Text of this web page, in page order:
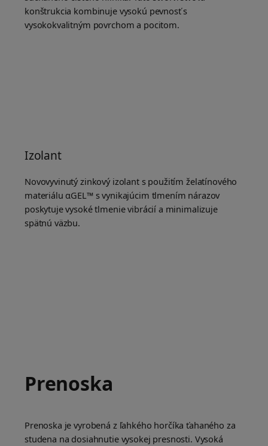
konštrukcia kombinuje vysokú pevnosť s
vysokokvalitným povrchom a pocitom.
Izolant
Novovyvinutý zinkový izolant s použitím želatínového
materiálu αGEL™ s vynikajúcim tlmením nárazov
poskytuje vysoké tlmenie vibrácií a minimalizuje
spätnú väzbu.
Prenoska
Prenoska je vyrobená z ľahkého horčíka ťahaného za
studena na dosiahnutie vysokej presnosti. Vysoká